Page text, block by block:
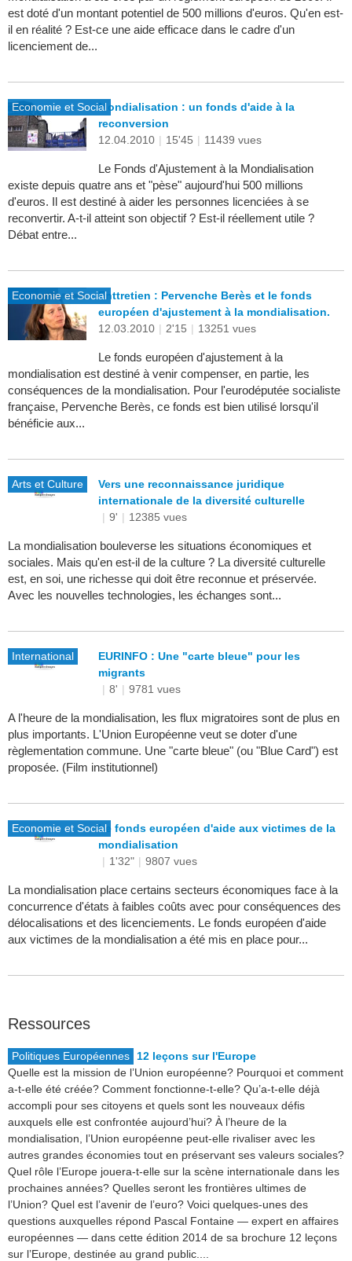
est doté d'un montant potentiel de 500 millions d'euros. Qu'en est-
il en réalité ? Est-ce une aide efficace dans le cadre d'un
licenciement de...
Economie et SocialMondialisation : un fonds d'aide à la
reconversion
12.04.2010 | 15'45 | 11439 vues
Le Fonds d'Ajustement à la Mondialisation
existe depuis quatre ans et "pèse" aujourd'hui 500 millions
d'euros. Il est destiné à aider les personnes licenciées à se
reconvertir. A-t-il atteint son objectif ? Est-il réellement utile ?
Débat entre...
Economie et SocialEnttretien : Pervenche Berès et le fonds
européen d'ajustement à la mondialisation.
12.03.2010 | 2'15 | 13251 vues
Le fonds européen d'ajustement à la
mondialisation est destiné à venir compenser, en partie, les
conséquences de la mondialisation. Pour l'eurodéputée socialiste
française, Pervenche Berès, ce fonds est bien utilisé lorsqu'il
bénéficie aux...
Arts et Culture
Vers une reconnaissance juridique
internationale de la diversité culturelle
| 9' | 12385 vues
La mondialisation bouleverse les situations économiques et
sociales. Mais qu'en est-il de la culture ? La diversité culturelle
est, en soi, une richesse qui doit être reconnue et préservée.
Avec les nouvelles technologies, les échanges sont...
International
EURINFO : Une "carte bleue" pour les
migrants
| 8' | 9781 vues
A l'heure de la mondialisation, les flux migratoires sont de plus en
plus importants. L'Union Européenne veut se doter d'une
règlementation commune. Une "carte bleue" (ou "Blue Card") est
proposée. (Film institutionnel)
Economie et SocialLe fonds européen d'aide aux victimes de la
mondialisation
| 1'32" | 9807 vues
La mondialisation place certains secteurs économiques face à la
concurrence d'états à faibles coûts avec pour conséquences des
délocalisations et des licenciements. Le fonds européen d'aide
aux victimes de la mondialisation a été mis en place pour...
Ressources
Politiques Européennes
12 leçons sur l'Europe
Quelle est la mission de l’Union européenne? Pourquoi et comment
a‑t‑elle été créée? Comment fonctionne‑t‑elle? Qu’a‑t‑elle déjà
accompli pour ses citoyens et quels sont les nouveaux défis
auxquels elle est confrontée aujourd’hui? À l’heure de la
mondialisation, l’Union européenne peut‑elle rivaliser avec les
autres grandes économies tout en préservant ses valeurs sociales?
Quel rôle l’Europe jouera‑t‑elle sur la scène internationale dans les
prochaines années? Quelles seront les frontières ultimes de
l’Union? Quel est l’avenir de l’euro? Voici quelques‑unes des
questions auxquelles répond Pascal Fontaine — expert en affaires
européennes — dans cette édition 2014 de sa brochure 12 leçons
sur l’Europe, destinée au grand public....